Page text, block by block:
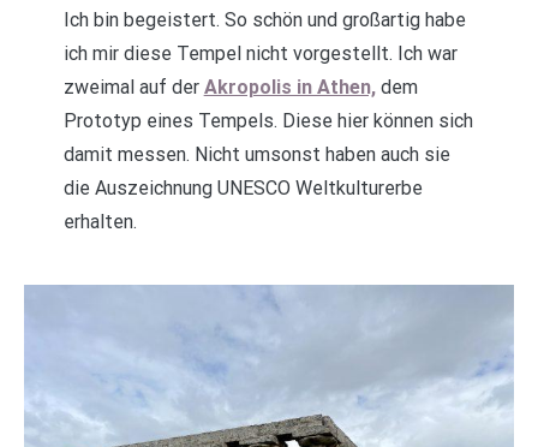
Ich bin begeistert. So schön und großartig habe
ich mir diese Tempel nicht vorgestellt. Ich war
zweimal auf der Akropolis in Athen,dem
Prototyp eines Tempels. Diese hier können sich
damit messen. Nicht umsonst haben auch sie
die Auszeichnung UNESCO Weltkulturerbe
erhalten.